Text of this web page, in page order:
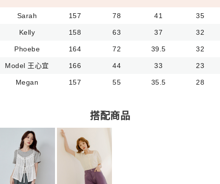
Sarah 157 78 41 35
Kelly 158 63 37 32
Phoebe 164 72 39.5 32
Model 王心宜 166 44 33 23
Megan 157 55 35.5 28
搭配商品